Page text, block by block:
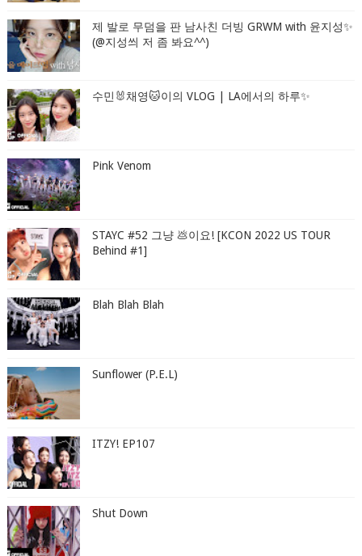
제 발로 무덤을 판 남사친 더빙 GRWM with 윤지성✨
(@지성씌 저 좀 봐요^^)
수민🐰채영🐱이의 VLOG | LA에서의 하루✨
Pink Venom
STAYC #52 그냥 💩이요! [KCON 2022 US TOUR
Behind #1]
Blah Blah Blah
Sunflower (P.E.L)
ITZY! EP107
Shut Down